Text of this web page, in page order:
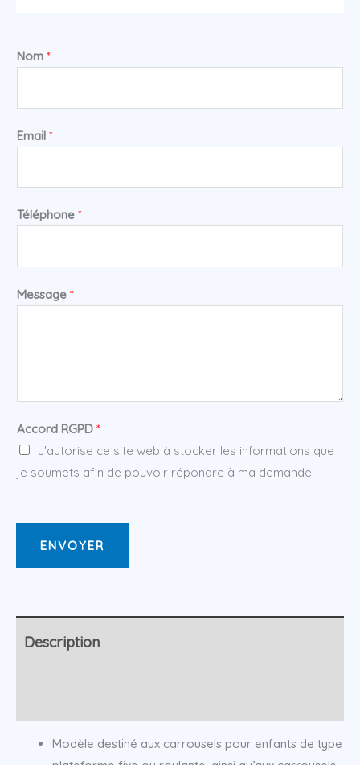
Nom *
Email *
Téléphone *
Message *
Accord RGPD *
J'autorise ce site web à stocker les informations que
je soumets afin de pouvoir répondre à ma demande.
ENVOYER
Description
Modèle destiné aux carrousels pour enfants de type